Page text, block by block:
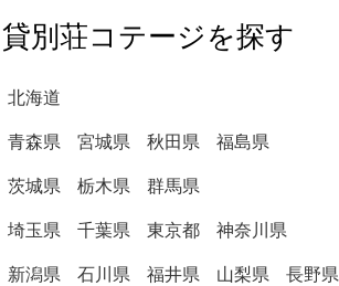
別荘コテージを探す
北海道
青森県 宮城県 秋田県 福島県
茨城県 栃木県 群馬県
埼玉県 千葉県 東京都 神奈川県
新潟県 石川県 福井県 山梨県 長野県